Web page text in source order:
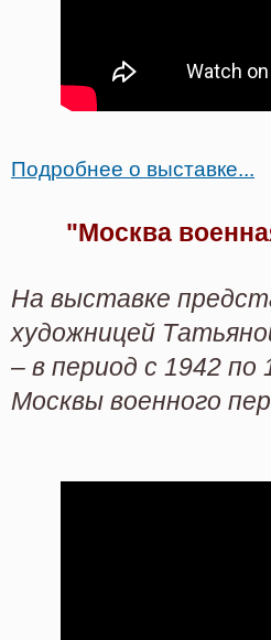
Подробнее о выставке...
"Москва
На выставке
художницей
– в период с 1942
Москвы военного